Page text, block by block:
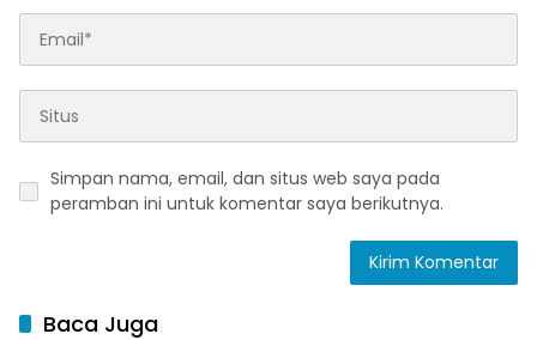
Simpan nama, email, dan situs web saya pada
peramban ini untuk komentar saya berikutnya.
Baca Juga